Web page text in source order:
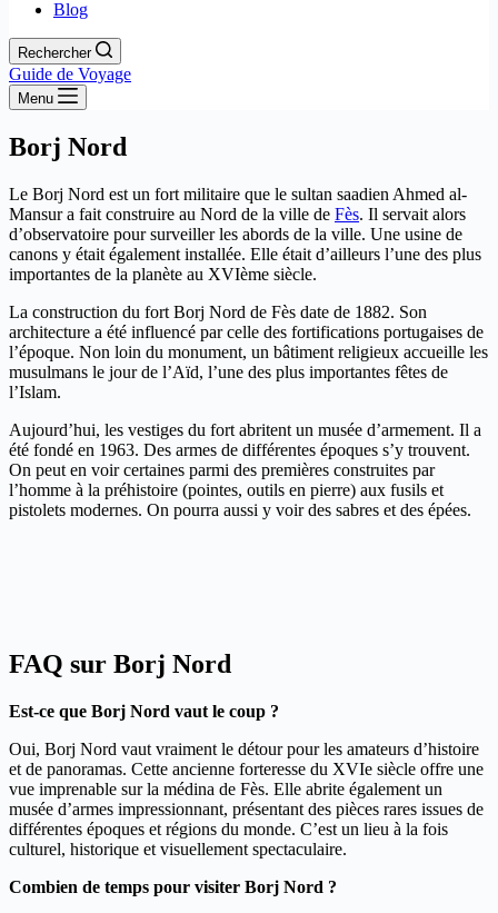
Blog
Rechercher
Guide de Voyage
Menu
Borj Nord
Le Borj Nord est un fort militaire que le sultan saadien Ahmed al-
Mansur a fait construire au Nord de la ville de Fès. Il servait alors
d’observatoire pour surveiller les abords de la ville. Une usine de
canons y était également installée. Elle était d’ailleurs l’une des plus
importantes de la planète au XVIème siècle.
La construction du fort Borj Nord de Fès date de 1882. Son
architecture a été influencé par celle des fortifications portugaises de
l’époque. Non loin du monument, un bâtiment religieux accueille les
musulmans le jour de l’Aïd, l’une des plus importantes fêtes de
l’Islam.
Aujourd’hui, les vestiges du fort abritent un musée d’armement. Il a
été fondé en 1963. Des armes de différentes époques s’y trouvent.
On peut en voir certaines parmi des premières construites par
l’homme à la préhistoire (pointes, outils en pierre) aux fusils et
pistolets modernes. On pourra aussi y voir des sabres et des épées.
FAQ sur Borj Nord
Est-ce que Borj Nord vaut le coup ?
Oui, Borj Nord vaut vraiment le détour pour les amateurs d’histoire
et de panoramas. Cette ancienne forteresse du XVIe siècle offre une
vue imprenable sur la médina de Fès. Elle abrite également un
musée d’armes impressionnant, présentant des pièces rares issues de
différentes époques et régions du monde. C’est un lieu à la fois
culturel, historique et visuellement spectaculaire.
Combien de temps pour visiter Borj Nord ?